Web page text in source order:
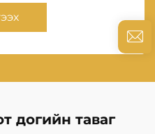
догийн таваг